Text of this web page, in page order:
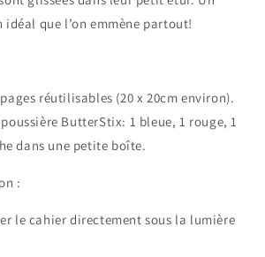
que l’on emmène partout!
réutilisables (20 x 20cm environ).
ButterStix: 1 bleue, 1 rouge, 1
dans une petite boîte.
:
le cahier directement sous la lumière